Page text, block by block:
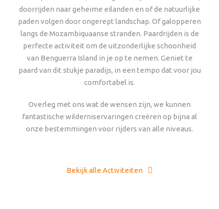
doorrijden naar geheime eilanden en of de natuurlijke
paden volgen door ongerept landschap. Of galopperen
langs de Mozambiquaanse stranden. Paardrijden is de
perfecte activiteit om de uitzonderlijke schoonheid
van Benguerra Island in je op te nemen. Geniet te
paard van dit stukje paradijs, in een tempo dat voor jou
comfortabel is.
Overleg met ons wat de wensen zijn, we kunnen
fantastische wilderniservaringen creëren op bijna al
onze bestemmingen voor rijders van alle niveaus.
Bekijk alle Activiteiten